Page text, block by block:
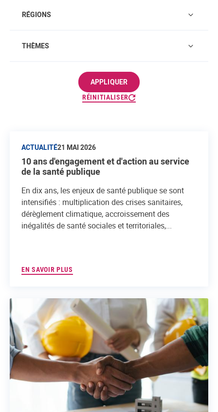
RÉGIONS
THÈMES
APPLIQUER
RÉINITIALISER
ACTUALITÉ21 MAI 2026
10 ans d'engagement et d'action au service
de la santé publique
En dix ans, les enjeux de santé publique se sont
intensifiés : multiplication des crises sanitaires,
dérèglement climatique, accroissement des
inégalités de santé sociales et territoriales,...
EN SAVOIR PLUS